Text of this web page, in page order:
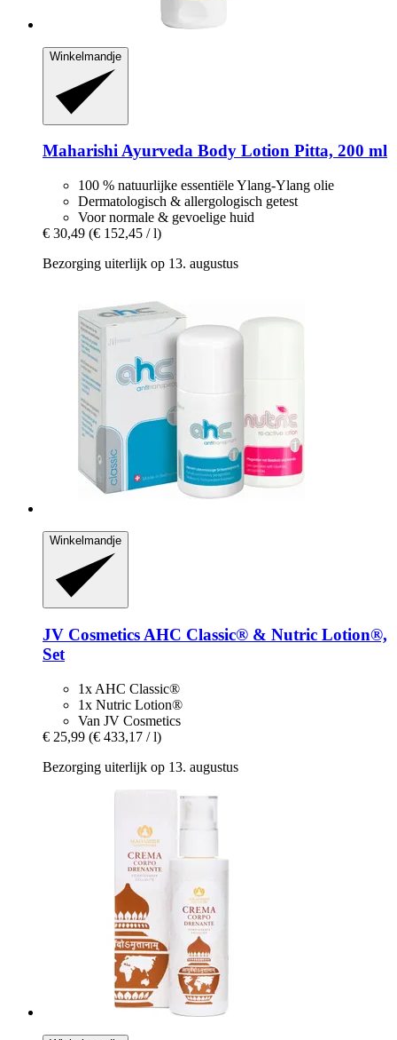
Winkelmandje
Maharishi Ayurveda Body Lotion Pitta, 200 ml
100 % natuurlijke essentiële Ylang-Ylang olie
Dermatologisch & allergologisch getest
Voor normale & gevoelige huid
€ 30,49 (€ 152,45 / l)
Bezorging uiterlijk op 13. augustus
Winkelmandje
JV Cosmetics AHC Classic® & Nutric Lotion®,
Set
1x AHC Classic®
1x Nutric Lotion®
Van JV Cosmetics
€ 25,99 (€ 433,17 / l)
Bezorging uiterlijk op 13. augustus